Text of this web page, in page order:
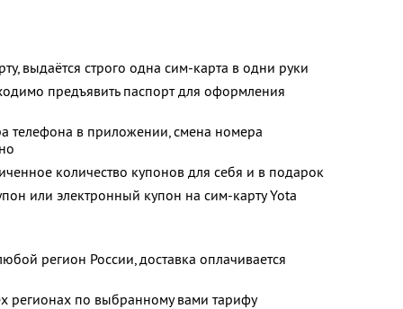
выдаётся строго одна сим-карта в одни руки
предъявить паспорт для оформления
телефона в приложении, смена номера
количество купонов для себя и в подарок
или электронный купон на сим-карту Yota
регион России, доставка оплачивается
регионах по выбранному вами тарифу